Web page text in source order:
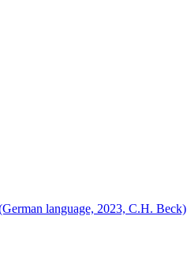
language, 2023, C.H. Beck)